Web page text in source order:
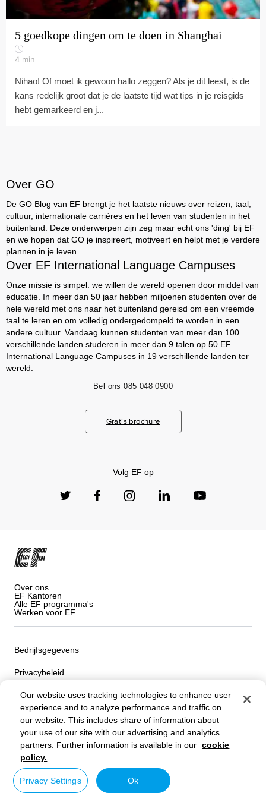
5 goedkope dingen om te doen in Shanghai
4 min
Nihao! Of moet ik gewoon hallo zeggen? Als je dit leest, is de
kans redelijk groot dat je de laatste tijd wat tips in je reisgids
hebt gemarkeerd en j...
Over GO
De GO Blog van EF brengt je het laatste nieuws over reizen, taal,
cultuur, internationale carrières en het leven van studenten in het
buitenland. Deze onderwerpen zijn zeg maar echt ons 'ding' bij EF
en we hopen dat GO je inspireert, motiveert en helpt met je verdere
plannen in je leven.
Over EF International Language Campuses
Onze missie is simpel: we willen de wereld openen door middel van
educatie. In meer dan 50 jaar hebben miljoenen studenten over de
hele wereld met ons naar het buitenland gereisd om een vreemde
taal te leren en om volledig ondergedompeld te worden in een
andere cultuur. Vandaag kunnen studenten van meer dan 100
verschillende landen studeren in meer dan 9 talen op 50 EF
International Language Campuses in 19 verschillende landen ter
wereld.
Bel ons 085 048 0900
Gratis brochure
Volg EF op
Over ons
EF Kantoren
Alle EF programma's
Werken voor EF
Bedrijfsgegevens
Privacybeleid
Algemene Voorwaarden
Cookiebeleid
© Signum International AG 2026. Alle rechten voorbehouden.
Our website uses tracking technologies to enhance user
experience and to analyze performance and traffic on
our website. This includes share of information about
your use of our site with our advertising and analytics
partners. Further information is available in our cookie
policy.
Privacy Settings Ok